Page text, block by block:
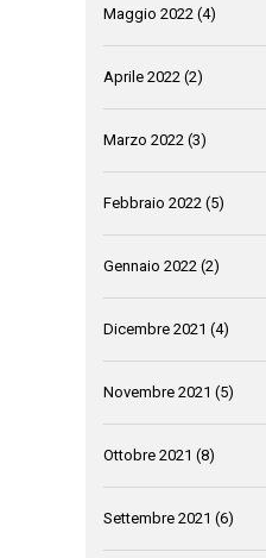
Maggio 2022 (4)
Aprile 2022 (2)
Marzo 2022 (3)
Febbraio 2022 (5)
Gennaio 2022 (2)
Dicembre 2021 (4)
Novembre 2021 (5)
Ottobre 2021 (8)
Settembre 2021 (6)